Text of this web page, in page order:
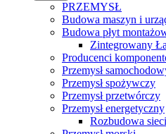
PRZEMYSŁ
Budowa maszyn i
Budowa płyt
Zintegrowany
Producenci
Przemysł
Przemysł spożywczy
Przemysł przetwórczy
Przemysł energetyczny
Rozbudowa sieci